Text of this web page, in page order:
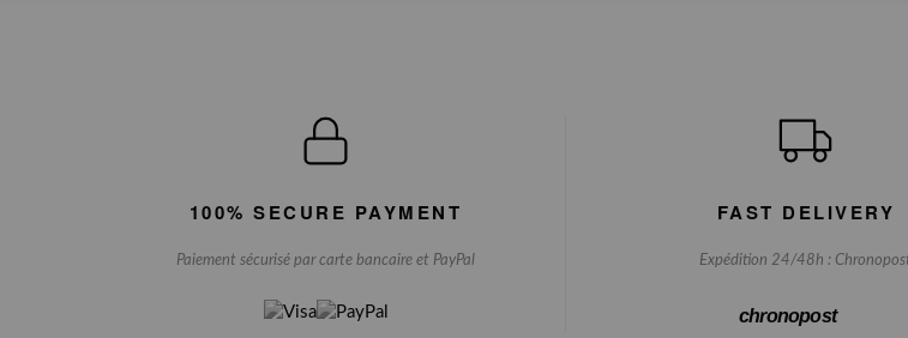
100% SECURE PAYMENT
Paiement sécurisé par carte bancaire et PayPal
FAST DELIVERY
Expédition 24/48h :
chronopost